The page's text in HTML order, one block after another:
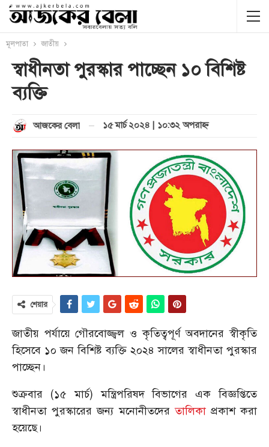
মূলপাতা জাতীয়
স্বাধীনতা পুরস্কার পাচ্ছেন ১০ বিশিষ্ট
ব্যক্তি
আজকের বেলা ১৫ মার্চ ২০২৪ | ১০:৩২ অপরাহ্ণ
শেয়ার
জাতীয় পর্যায়ে গৌরবোজ্জ্বল ও কৃতিত্বপূর্ণ অবদানের স্বীকৃতি
হিসেবে ১০ জন বিশিষ্ট ব্যক্তি ২০২৪ সালের স্বাধীনতা পুরস্কার
পাচ্ছেন।
শুক্রবার (১৫ মার্চ) মন্ত্রিপরিষদ বিভাগের এক বিজ্ঞপ্তিতে
স্বাধীনতা পুরস্কারের জন্য মনোনীতদেরতালিকাপ্রকাশ করা
হয়েছে।